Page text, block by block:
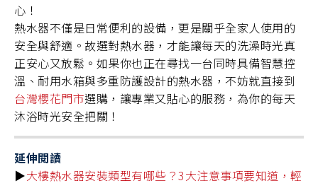
心！
熱水器不僅是日常便利的設備，更是關乎全家人使用的
安全與舒適。故選對熱水器，才能讓每天的洗澡時光真
正安心又放鬆。如果你也正在尋找一台同時具備智慧控
溫、耐用水箱與多重防護設計的熱水器，不妨就直接到
台灣櫻花門市選購，讓專業又貼心的服務，為你的每天
沐浴時光安全把關！
延伸閱讀
▶️大樓熱水器安裝類型有哪些？3大注意事項要知道，輕